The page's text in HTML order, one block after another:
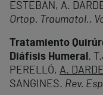
ESTEBAN, A.
Ortop. Traumatol.,
Tratamiento
Diáfisis Humeral .
PERELLÓ, A.
SANGINES. Rev.